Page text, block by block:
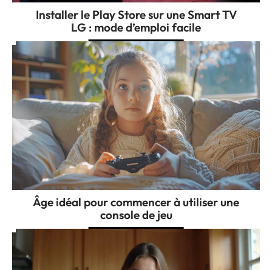
Installer le Play Store sur une Smart TV
LG : mode d’emploi facile
Âge idéal pour commencer à utiliser une
console de jeu